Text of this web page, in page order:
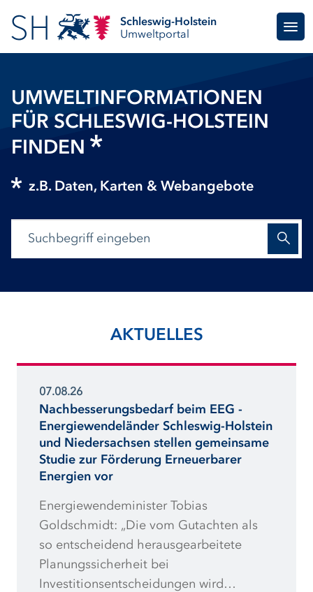
Schleswig-Holstein
Umweltportal
UMWELTINFORMATIONEN
FÜR SCHLESWIG-HOLSTEIN
FINDEN
z.B. Daten, Karten & Webangebote
AKTUELLES
07.08.26
Nachbesserungsbedarf beim EEG -
Energiewendeländer Schleswig-Holstein
und Niedersachsen stellen gemeinsame
Studie zur Förderung Erneuerbarer
Energien vor
Energiewendeminister Tobias
Goldschmidt: „Die vom Gutachten als
so entscheidend herausgearbeitete
Planungssicherheit bei
Investitionsentscheidungen wird